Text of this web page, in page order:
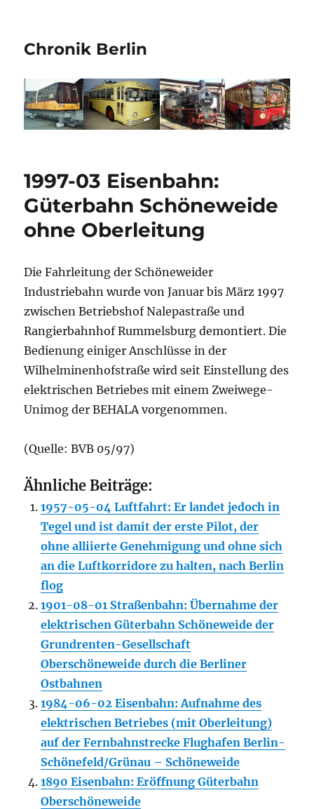
Chronik Berlin
1997-03 Eisenbahn:
Güterbahn Schöneweide
ohne Oberleitung
Die Fahrleitung der Schöneweider
Industriebahn wurde von Januar bis März 1997
zwischen Betriebshof Nalepastraße und
Rangierbahnhof Rummelsburg demontiert. Die
Bedienung einiger Anschlüsse in der
Wilhelminenhofstraße wird seit Einstellung des
elektrischen Betriebes mit einem Zweiwege-
Unimog der BEHALA vorgenommen.
(Quelle: BVB 05/97)
Ähnliche Beiträge:
1957-05-04 Luftfahrt: Er landet jedoch in
Tegel und ist damit der erste Pilot, der
ohne alliierte Genehmigung und ohne sich
an die Luftkorridore zu halten, nach Berlin
flog
1901-08-01 Straßenbahn: Übernahme der
elektrischen Güterbahn Schöneweide der
Grundrenten-Gesellschaft
Oberschöneweide durch die Berliner
Ostbahnen
1984-06-02 Eisenbahn: Aufnahme des
elektrischen Betriebes (mit Oberleitung)
auf der Fernbahn­strecke Flughafen Berlin-
Schönefeld/Grünau – Schöneweide
1890 Eisenbahn: Eröffnung Güterbahn
Oberschöneweide